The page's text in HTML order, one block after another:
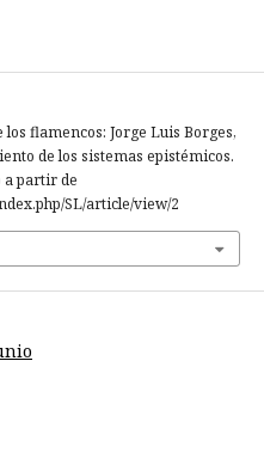
los flamencos: Jorge Luis Borges,
de los sistemas epistémicos.
a partir de
SL/article/view/2